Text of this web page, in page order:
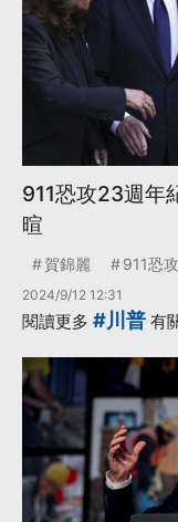
911恐攻23週年
暄
賀錦麗 911恐攻
2024/9/12 12:31
閱讀更多 #川普 有